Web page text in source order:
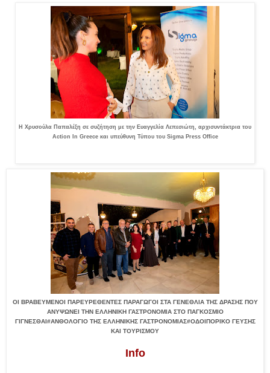
Η Χρυσούλα Παπαλέξη σε συζήτηση με την Ευαγγελία Λεπεσιώτη, αρχισυντάκτρια του
Action In Greece και υπεύθυνη Τύπου του Sigma Press Office
ΟΙ ΒΡΑΒΕΥΜΕΝΟΙ ΠΑΡΕΥΡΕΘΕΝΤΕΣ ΠΑΡΑΓΩΓΟΙ ΣΤΑ ΓΕΝΕΘΛΙΑ ΤΗΣ ΔΡΑΣΗΣ ΠΟΥ
ΑΝΥΨΩΝΕΙ ΤΗΝ ΕΛΛΗΝΙΚΗ ΓΑΣΤΡΟΝΟΜΙΑ ΣΤΟ ΠΑΓΚΟΣΜΙΟ
ΓΙΓΝΕΣΘΑΙ#ΑΝΘΟΛΟΓΙΟ ΤΗΣ ΕΛΛΗΝΙΚΗΣ ΓΑΣΤΡΟΝΟΜΙΑΣ#ΟΔΟΙΠΟΡΙΚΟ ΓΕΥΣΗΣ
ΚΑΙ ΤΟΥΡΙΣΜΟΥ
Info